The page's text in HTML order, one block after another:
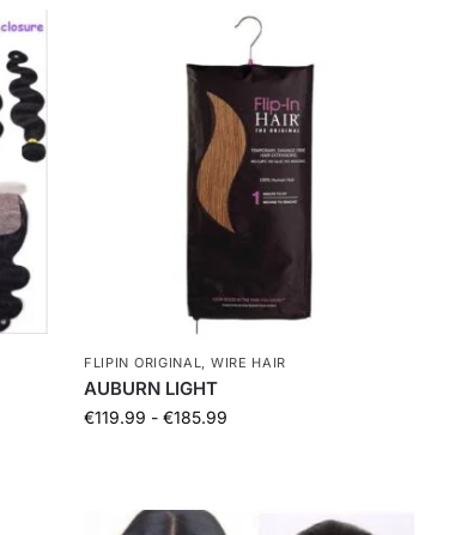
FLIPIN ORIGINAL, WIRE HAIR
AUBURN LIGHT
€119.99 - €185.99